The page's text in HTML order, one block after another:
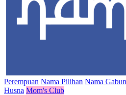
Perempuan Nama Pilihan Nama
Husna Mom's Club